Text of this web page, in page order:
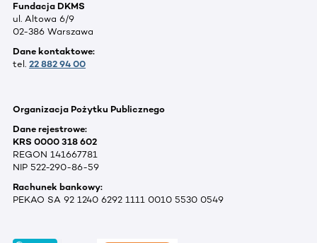
Fundacja DKMS
ul. Altowa 6/9
02-386 Warszawa
Dane kontaktowe:
tel. 22 882 94 00
Organizacja Pożytku Publicznego
Dane rejestrowe:
KRS 0000 318 602
REGON 141667781
NIP 522-290-86-59
Rachunek bankowy:
PEKAO SA 92 1240 6292 1111 0010 5530 0549